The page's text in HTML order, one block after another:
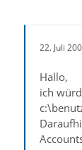
22. Juli
Hallo,
ich